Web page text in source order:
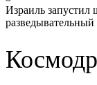
Израиль запустил
разведывательный